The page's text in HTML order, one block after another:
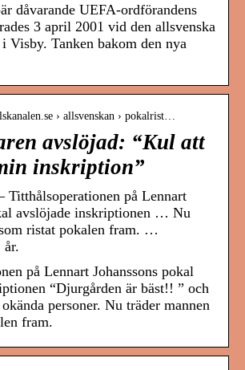
dåvarande UEFA-ordförandens
3 april 2001 vid den allsvenska
Visby. Tanken bakom den nya
› allsvenskan › pokalrist…
avslöjad: “Kul att
inskription”
på Lennart
avslöjade inskriptionen … Nu
ristat pokalen fram. …
år.
på Lennart Johanssons pokal
“Djurgården är bäst!! ” och
personer. Nu träder mannen
fram.